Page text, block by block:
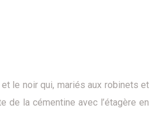
le noir qui, mariés aux robinets et
de la cémentine avec l’étagère en